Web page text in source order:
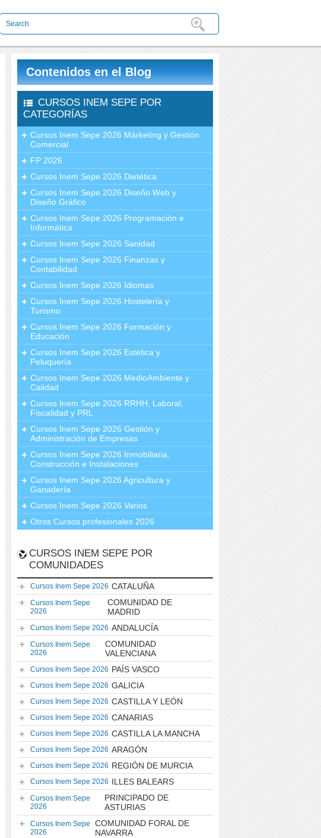
Contenidos en el Blog
CURSOS INEM SEPE POR
CATEGORÍAS
Cursos Inem Sepe 2026 Márketing y Gestión
Comercial
FP 2026
Cursos Inem Sepe 2026 Dietética
Cursos Inem Sepe 2026 Diseño Web y
Diseño Gráfico
Cursos Inem Sepe 2026 Programación e
Informática
Cursos Inem Sepe 2026 Sanidad
Cursos Inem Sepe 2026 Finanzas y
Contabilidad
Cursos Inem Sepe 2026 Idiomas
Cursos Inem Sepe 2026 Hostelería y
Turismo
Cursos Inem Sepe 2026 Formación y
Educación
Cursos Inem Sepe 2026 Estética y
Peluquería
Cursos Inem Sepe 2026 MedioAmbiente y
Calidad
Cursos Inem Sepe 2026 RRHH, Laboral,
Fiscalidad y PRL
Cursos Inem Sepe 2026 Gestión y
Administración de Empresas
Cursos Inem Sepe 2026 Inmobiliaria,
Construcción e Instalaciones
Cursos Inem Sepe 2026 Agricultura y
Ganadería
Cursos Inem Sepe 2026 Varios
Otros Cursos profesionales 2026
CURSOS INEM SEPE POR
COMUNIDADES
Cursos Inem Sepe 2026 CATALUÑA
Cursos Inem Sepe
2026
COMUNIDAD DE
MADRID
Cursos Inem Sepe 2026 ANDALUCÍA
Cursos Inem Sepe
2026
COMUNIDAD
VALENCIANA
Cursos Inem Sepe 2026 PAÍS VASCO
Cursos Inem Sepe 2026 GALICIA
Cursos Inem Sepe 2026 CASTILLA Y LEÓN
Cursos Inem Sepe 2026 CANARIAS
Cursos Inem Sepe 2026 CASTILLA LA MANCHA
Cursos Inem Sepe 2026 ARAGÓN
Cursos Inem Sepe 2026 REGIÓN DE MURCIA
Cursos Inem Sepe 2026 ILLES BALEARS
Cursos Inem Sepe
2026
PRINCIPADO DE
ASTURIAS
Cursos Inem Sepe
2026
COMUNIDAD FORAL DE
NAVARRA